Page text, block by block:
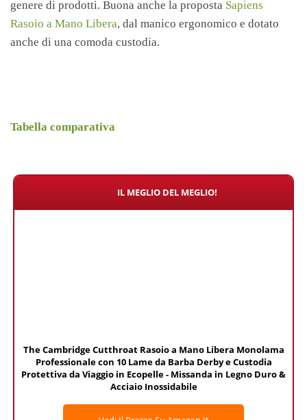
genere di prodotti. Buona anche la proposta Sapiens
Rasoio a Mano Libera, dal manico ergonomico e dotato
anche di una comoda custodia.
Tabella comparativa
IL MEGLIO DEL MEGLIO!
The Cambridge Cutthroat Rasoio a Mano Libera Monolama
Professionale con 10 Lame da Barba Derby e Custodia
Protettiva da Viaggio in Ecopelle - Missanda in Legno Duro &
Acciaio Inossidabile